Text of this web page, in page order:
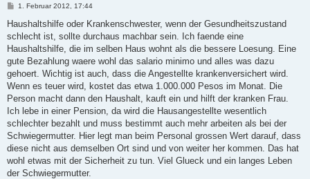
B
i
r
a
1. Februar 2012, 17:44
Haushaltshilfe oder Krankenschwester, wenn der Gesundheitszustand
schlecht ist, sollte durchaus machbar sein. Ich faende eine
Haushaltshilfe, die im selben Haus wohnt als die bessere Loesung. Eine
gute Bezahlung waere wohl das salario minimo und alles was dazu
gehoert. Wichtig ist auch, dass die Angestellte krankenversichert wird.
Wenn es teuer wird, kostet das etwa 1.000.000 Pesos im Monat. Die
Person macht dann den Haushalt, kauft ein und hilft der kranken Frau.
Ich lebe in einer Pension, da wird die Hausangestellte wesentlich
schlechter bezahlt und muss bestimmt auch mehr arbeiten als bei der
Schwiegermutter. Hier legt man beim Personal grossen Wert darauf, dass
diese nicht aus demselben Ort sind und von weiter her kommen. Das hat
wohl etwas mit der Sicherheit zu tun. Viel Glueck und ein langes Leben
der Schwiegermutter.